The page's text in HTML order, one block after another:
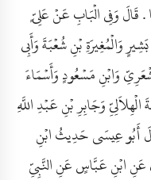
وَفِي الْبَابِ عَنْ عَلِيٍّ
وَالْمُغِيرَةِ بْنِ شُعْبَةَ وَأَبِي
وَابْنِ مَسْعُودٍ وَأَسْمَاءَ
وَجَابِرِ بْنِ عَبْدِ اللَّهِ
أَبُو عِيسَى حَدِيثُ ابْنِ
ابْنِ عَبَّاسٍ عَنِ النَّبِيِّ